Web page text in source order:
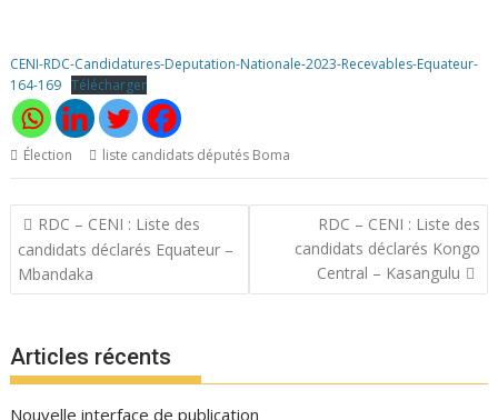
CENI-RDC-Candidatures-Deputation-Nationale-2023-Recevables-Equateur-
164-169 Télécharger
Élection liste candidats députés Boma
Navigation
de
l’article
RDC – CENI : Liste des
candidats déclarés Equateur –
Mbandaka
RDC – CENI : Liste des
candidats déclarés Kongo
Central – Kasangulu
Articles récents
Nouvelle interface de publication